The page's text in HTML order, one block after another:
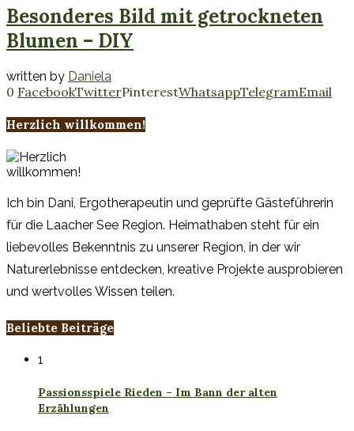
Besonderes Bild mit getrockneten
Blumen – DIY
written by Daniela
0 FacebookTwitterPinterestWhatsappTelegramEmail
Herzlich willkommen!
Ich bin Dani, Ergotherapeutin und geprüfte Gästeführerin
für die Laacher See Region. Heimathaben steht für ein
liebevolles Bekenntnis zu unserer Region, in der wir
Naturerlebnisse entdecken, kreative Projekte ausprobieren
und wertvolles Wissen teilen.
Beliebte Beiträge
1
Passionsspiele Rieden – Im Bann der alten
Erzählungen